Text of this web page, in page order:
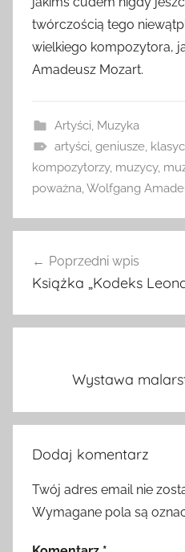
twórczością tego
wielkiego kompozytora,
Amadeusz Mozart.
Artyści Muzyka
artyści geniusze,
kompozytorzy, muzycy,
poważna Wolfgang
wpisu
Poprzedni wpis
Książka „Kodeks
Wystawa
Dodaj komentarz
Twój adres email nie
Wymagane pola są